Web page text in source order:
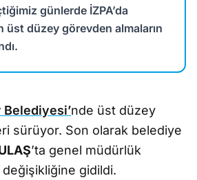
günlerde İZPA’da
üst düzey görevden almaların
nde üst düzey
sürüyor. Son olarak belediye
’ta genel müdürlük
gidildi.